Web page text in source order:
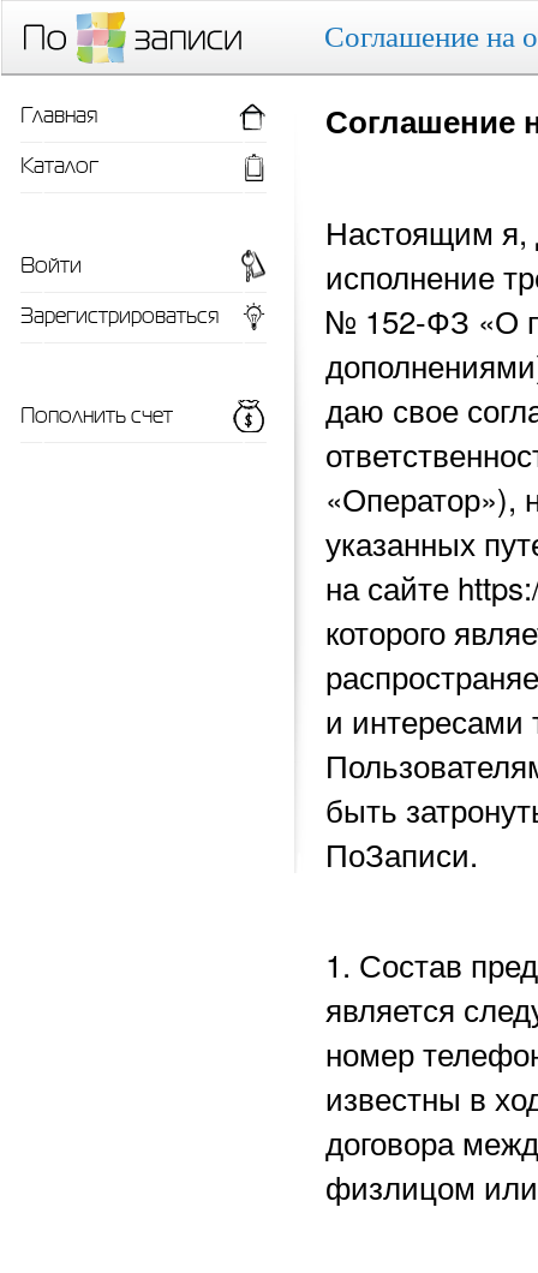
Соглашение на
Соглашение
Настоящим я,
исполнение
№ 152-ФЗ «О
даю свое
«Оператор»),
указанных
на сайте
которого
и
быть
ПоЗаписи.
1. Состав
является
номер
известны в
договора
физлицом
Главная
Каталог
Войти
Зарегистрироваться
Пополнить счет